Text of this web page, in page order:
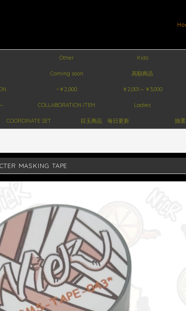
Other Kids
Coming soon 高額商品
~￥2,000 ￥2,001～￥3,000
COLLABORATION ITEM Ladies
COORDINATE SET 目玉商品 毎日更新 抽選
MASKING TAPE